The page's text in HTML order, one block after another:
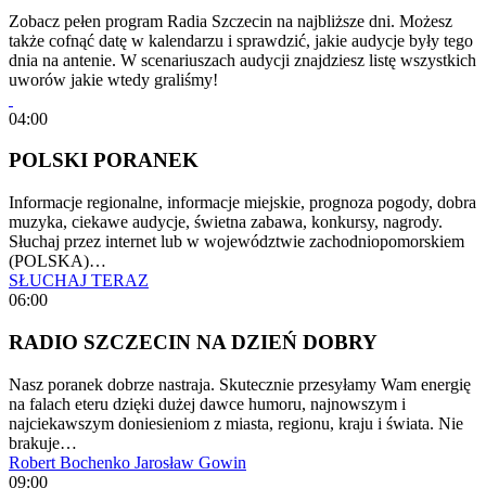
Zobacz pełen program Radia Szczecin na najbliższe dni. Możesz
także cofnąć datę w kalendarzu i sprawdzić, jakie audycje były tego
dnia na antenie. W scenariuszach audycji znajdziesz listę wszystkich
uworów jakie wtedy graliśmy!
04:00
POLSKI PORANEK
Informacje regionalne, informacje miejskie, prognoza pogody, dobra
muzyka, ciekawe audycje, świetna zabawa, konkursy, nagrody.
Słuchaj przez internet lub w województwie zachodniopomorskiem
(POLSKA)…
SŁUCHAJ TERAZ
06:00
RADIO SZCZECIN NA DZIEŃ DOBRY
Nasz poranek dobrze nastraja. Skutecznie przesyłamy Wam energię
na falach eteru dzięki dużej dawce humoru, najnowszym i
najciekawszym doniesieniom z miasta, regionu, kraju i świata. Nie
brakuje…
Robert Bochenko Jarosław Gowin
09:00